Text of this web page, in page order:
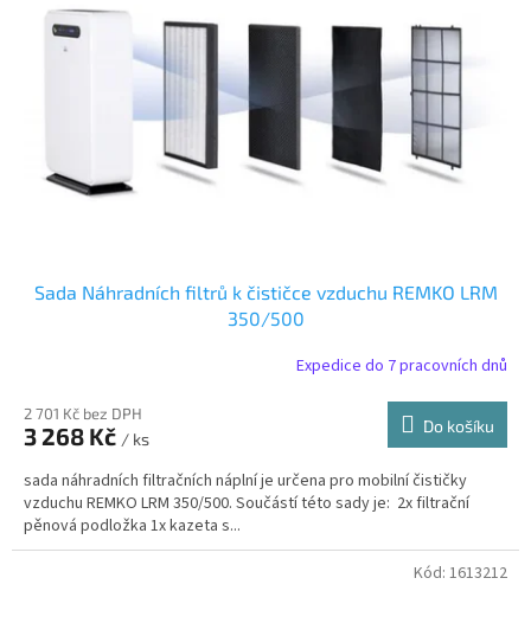
Sada Náhradních filtrů k čističce vzduchu REMKO LRM
350/500
Expedice do 7 pracovních dnů
2 701 Kč bez DPH
3 268 Kč / ks
Do košíku
sada náhradních filtračních náplní je určena pro mobilní čističky
vzduchu REMKO LRM 350/500. Součástí této sady je: 2x filtrační
pěnová podložka 1x kazeta s...
Kód: 1613212